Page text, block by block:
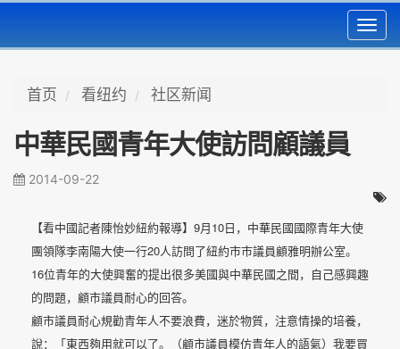
首页 看纽约 社区新闻
中華民國青年大使訪問顧議員
2014-09-22
【看中國記者陳怡妙紐約報導】 9月 10 日，中華民國國際青年大使
團領隊李南陽大使一行20人訪問了紐約市市議員顧雅明辦公室。
16位青年的大使興奮的提出很多美國與中華民國之間，自己感興趣
的問題，顧市議員耐心的回答。
顧市議員耐心規勸青年人不要浪費，迷於物質，注意情操的培養，
說：「東西夠用就可以了。（顧市議員模仿青年人的語氣）我要買